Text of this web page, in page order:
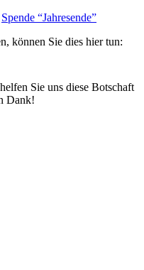
Spende “Jahresende”
können Sie dies hier tun:
Sie uns diese Botschaft
Dank!